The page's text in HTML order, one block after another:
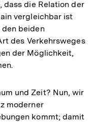
dass die Relation der
vergleichbar ist
beiden
des Verkehrsweges
der Möglichkeit,
und Zeit? Nun, wir
moderner
kommt; damit